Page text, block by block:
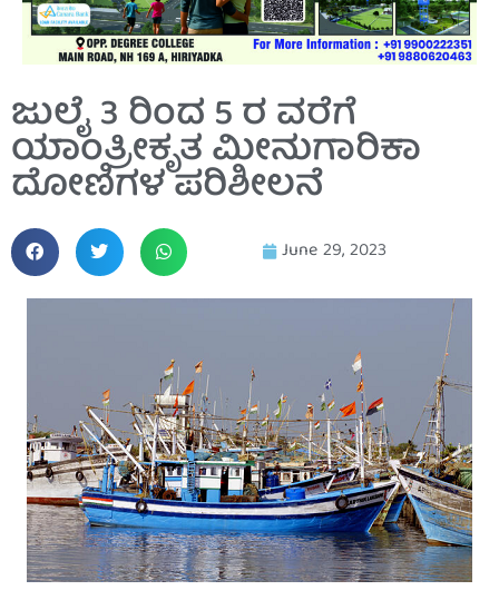
ಜುಲೈ 3 ರಿಂದ 5 ರ ವರೆಗೆ
ಯಾಂತ್ರೀಕೃತ ಮೀನುಗಾರಿಕಾ
ದೋಣಿಗಳ ಪರಿಶೀಲನೆ
June 29, 2023